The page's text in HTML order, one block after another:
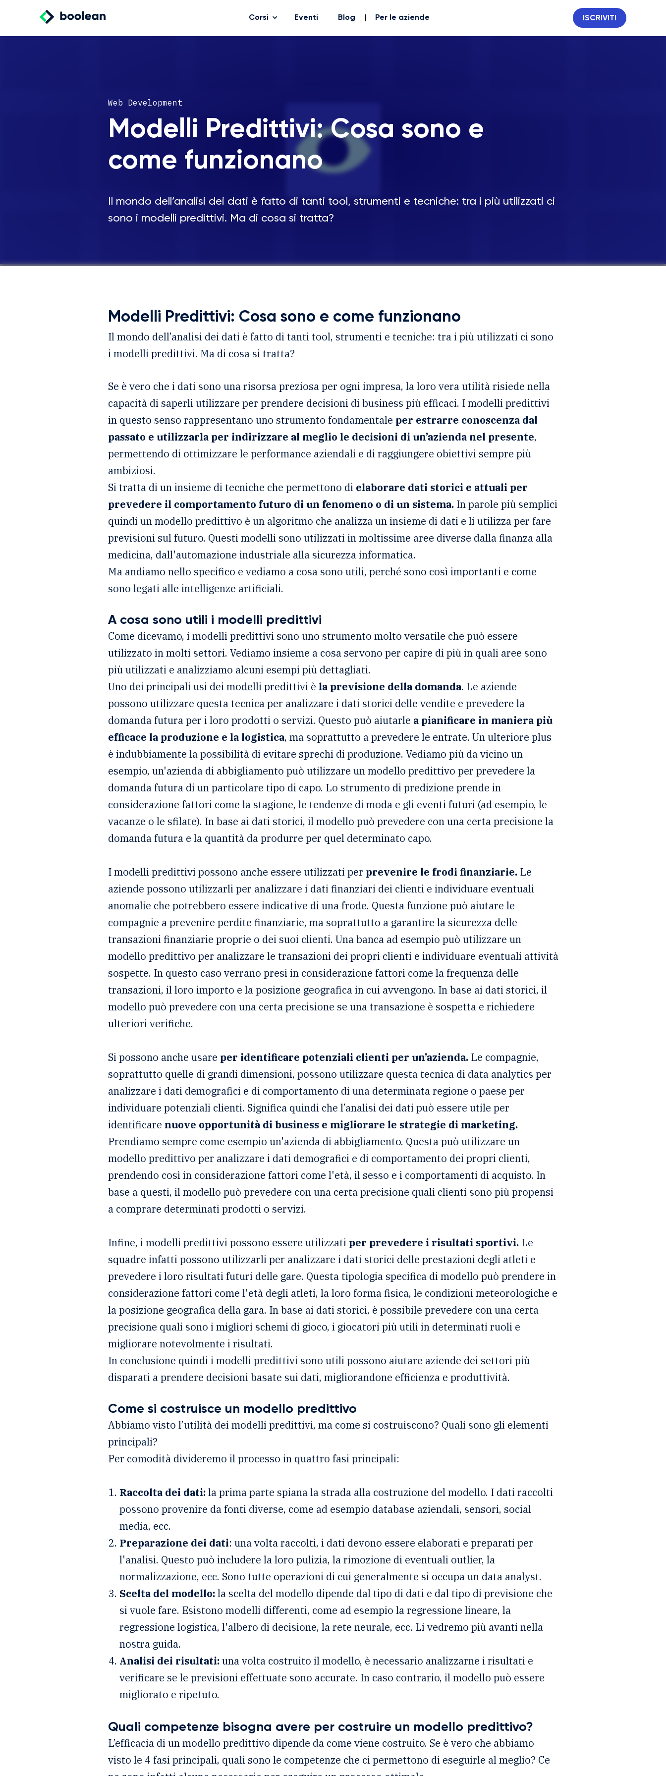
Corsi Eventi Blog Per le aziende ISCRIVITI
Web Development
Modelli Predittivi: Cosa sono e
come funzionano
Il mondo dell’analisi dei dati è fatto di tanti tool, strumenti e tecniche: tra i più utilizzati ci
sono i modelli predittivi. Ma di cosa si tratta?
Modelli Predittivi: Cosa sono e come funzionano
Il mondo dell’analisi dei dati è fatto di tanti tool, strumenti e tecniche: tra i più utilizzati ci sono
i modelli predittivi. Ma di cosa si tratta?
Se è vero che i dati sono una risorsa preziosa per ogni impresa, la loro vera utilità risiede nella
capacità di saperli utilizzare per prendere decisioni di business più efficaci. I modelli predittivi
in questo senso rappresentano uno strumento fondamentale per estrarre conoscenza dal
passato e utilizzarla per indirizzare al meglio le decisioni di un’azienda nel presente,
permettendo di ottimizzare le performance aziendali e di raggiungere obiettivi sempre più
ambiziosi.
Si tratta di un insieme di tecniche che permettono di elaborare dati storici e attuali per
prevedere il comportamento futuro di un fenomeno o di un sistema.In parole più semplici
quindi un modello predittivo è un algoritmo che analizza un insieme di dati e li utilizza per fare
previsioni sul futuro. Questi modelli sono utilizzati in moltissime aree diverse dalla finanza alla
medicina, dall'automazione industriale alla sicurezza informatica.
Ma andiamo nello specifico e vediamo a cosa sono utili, perché sono così importanti e come
sono legati alle intelligenze artificiali.
A cosa sono utili i modelli predittivi
Come dicevamo, i modelli predittivi sono uno strumento molto versatile che può essere
utilizzato in molti settori. Vediamo insieme a cosa servono per capire di più in quali aree sono
più utilizzati e analizziamo alcuni esempi più dettagliati.
Uno dei principali usi dei modelli predittivi è la previsione della domanda. Le aziende
possono utilizzare questa tecnica per analizzare i dati storici delle vendite e prevedere la
domanda futura per i loro prodotti o servizi. Questo può aiutarle a pianificare in maniera più
efficace la produzione e la logistica, ma soprattutto a prevedere le entrate. Un ulteriore plus
è indubbiamente la possibilità di evitare sprechi di produzione. Vediamo più da vicino un
esempio, un'azienda di abbigliamento può utilizzare un modello predittivo per prevedere la
domanda futura di un particolare tipo di capo. Lo strumento di predizione prende in
considerazione fattori come la stagione, le tendenze di moda e gli eventi futuri (ad esempio, le
vacanze o le sfilate). In base ai dati storici, il modello può prevedere con una certa precisione la
domanda futura e la quantità da produrre per quel determinato capo.
I modelli predittivi possono anche essere utilizzati per prevenire le frodi finanziarie.Le
aziende possono utilizzarli per analizzare i dati finanziari dei clienti e individuare eventuali
anomalie che potrebbero essere indicative di una frode. Questa funzione può aiutare le
compagnie a prevenire perdite finanziarie, ma soprattutto a garantire la sicurezza delle
transazioni finanziarie proprie o dei suoi clienti. Una banca ad esempio può utilizzare un
modello predittivo per analizzare le transazioni dei propri clienti e individuare eventuali attività
sospette. In questo caso verrano presi in considerazione fattori come la frequenza delle
transazioni, il loro importo e la posizione geografica in cui avvengono. In base ai dati storici, il
modello può prevedere con una certa precisione se una transazione è sospetta e richiedere
ulteriori verifiche.
Si possono anche usare per identificare potenziali clienti per un’azienda.Le compagnie,
soprattutto quelle di grandi dimensioni, possono utilizzare questa tecnica di data analytics per
analizzare i dati demografici e di comportamento di una determinata regione o paese per
individuare potenziali clienti. Significa quindi che l’analisi dei dati può essere utile per
identificare nuove opportunità di business e migliorare le strategie di marketing.
Prendiamo sempre come esempio un'azienda di abbigliamento. Questa può utilizzare un
modello predittivo per analizzare i dati demografici e di comportamento dei propri clienti,
prendendo così in considerazione fattori come l'età, il sesso e i comportamenti di acquisto. In
base a questi, il modello può prevedere con una certa precisione quali clienti sono più propensi
a comprare determinati prodotti o servizi.
Infine, i modelli predittivi possono essere utilizzati per prevedere i risultati sportivi.Le
squadre infatti possono utilizzarli per analizzare i dati storici delle prestazioni degli atleti e
prevedere i loro risultati futuri delle gare. Questa tipologia specifica di modello può prendere in
considerazione fattori come l'età degli atleti, la loro forma fisica, le condizioni meteorologiche e
la posizione geografica della gara. In base ai dati storici, è possibile prevedere con una certa
precisione quali sono i migliori schemi di gioco, i giocatori più utili in determinati ruoli e
migliorare notevolmente i risultati.
In conclusione quindi i modelli predittivi sono utili possono aiutare aziende dei settori più
disparati a prendere decisioni basate sui dati, migliorandone efficienza e produttività.
Come si costruisce un modello predittivo
Abbiamo visto l’utilità dei modelli predittivi, ma come si costruiscono? Quali sono gli elementi
principali?
Per comodità divideremo il processo in quattro fasi principali:
Raccolta dei dati:la prima parte spiana la strada alla costruzione del modello. I dati raccolti
possono provenire da fonti diverse, come ad esempio database aziendali, sensori, social
media, ecc.
Preparazione dei dati: una volta raccolti, i dati devono essere elaborati e preparati per
l'analisi. Questo può includere la loro pulizia, la rimozione di eventuali outlier, la
normalizzazione, ecc. Sono tutte operazioni di cui generalmente si occupa un data analyst.
Scelta del modello:la scelta del modello dipende dal tipo di dati e dal tipo di previsione che
si vuole fare. Esistono modelli differenti, come ad esempio la regressione lineare, la
regressione logistica, l'albero di decisione, la rete neurale, ecc. Li vedremo più avanti nella
nostra guida.
Analisi dei risultati:una volta costruito il modello, è necessario analizzarne i risultati e
verificare se le previsioni effettuate sono accurate. In caso contrario, il modello può essere
migliorato e ripetuto.
Quali competenze bisogna avere per costruire un modello predittivo?
L’efficacia di un modello predittivo dipende da come viene costruito. Se è vero che abbiamo
visto le 4 fasi principali, quali sono le competenze che ci permettono di eseguirle al meglio? Ce